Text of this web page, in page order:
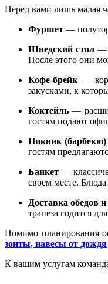
Перед вами лишь малая
Фуршет —
Шведский стол —
После этого они
Кофе-брейк —
закусками, к
Коктейль —
гостям подают
Пикник (барбекю)
гостям
Банкет —
своем месте.
Доставка обедов
трапеза годится
Помимо планирования
зонты, навесы от дождя
К вашим услугам